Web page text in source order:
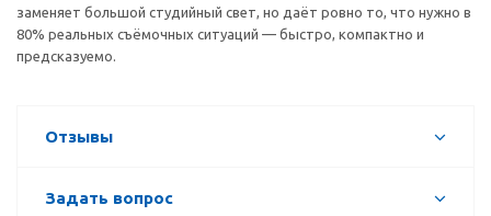
заменяет большой студийный свет, но даёт ровно то, что нужно в
80% реальных съёмочных ситуаций — быстро, компактно и
предсказуемо.
Отзывы
Задать вопрос